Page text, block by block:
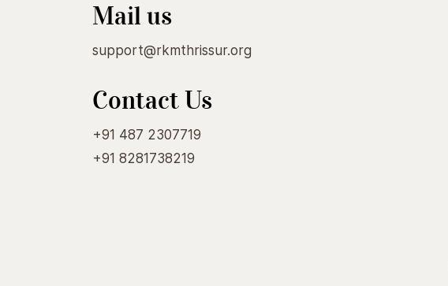
Mail us
support@rkmthrissur.org
Contact Us
+91 487 2307719
+91 8281738219